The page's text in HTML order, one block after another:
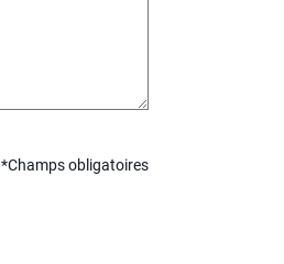
*Champs obligatoires